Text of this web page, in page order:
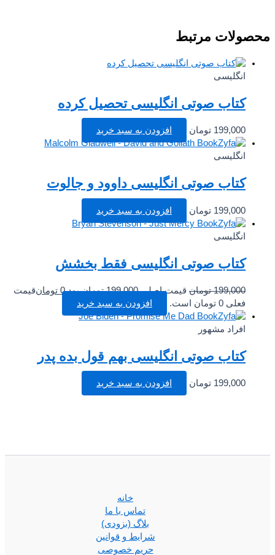
مرتبط
انگلیسی
کتاب صوتی انگلیسی تحصیل کرده
199,000 تومان افزودن به سبد خرید
انگلیسی
کتاب صوتی انگلیسی داوود و جالوت
199,000 تومان افزودن به سبد خرید
انگلیسی
کتاب صوتی انگلیسی فقط بخشش
199,000 تومان قیمت اصلی 199,000 تومان بود. 0 تومانقیمت
فعلی 0 تومان است.
افزودن به سبد خرید
افراد مشهور
کتاب صوتی انگلیسی بهم قول بده پدر
199,000 تومان افزودن به سبد خرید
تماس با ما
بلاگ (بزودی)
شرایط و قوانین
حریم خصوصی